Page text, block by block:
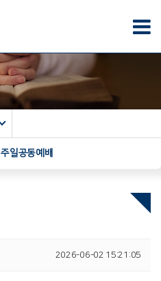
주일공동예배
2026-06-02 15:21:05